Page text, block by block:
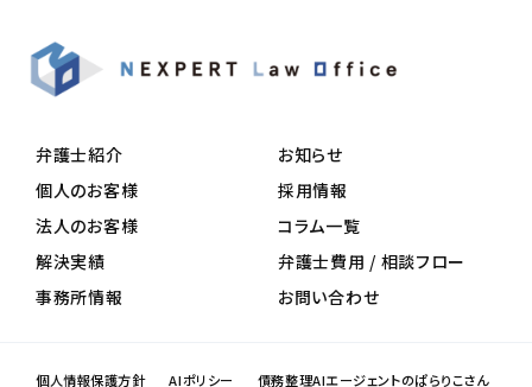
弁護士紹介
個人のお客様
法人のお客様
解決実績
事務所情報
お知らせ
採用情報
コラム一覧
弁護士費用 / 相談フロー
お問い合わせ
個人情報保護方針 AIポリシー 債務整理AIエージェントのぱらりこさん